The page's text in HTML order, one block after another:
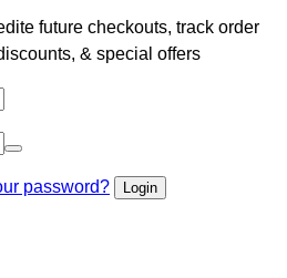
future checkouts, track order
& special offers
password?